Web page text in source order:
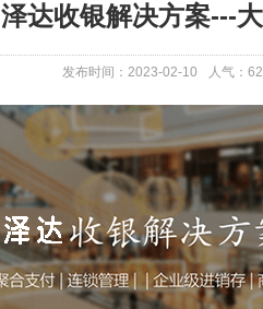
泽达收银解决方案---
发布时间：2023-02-10 人气：